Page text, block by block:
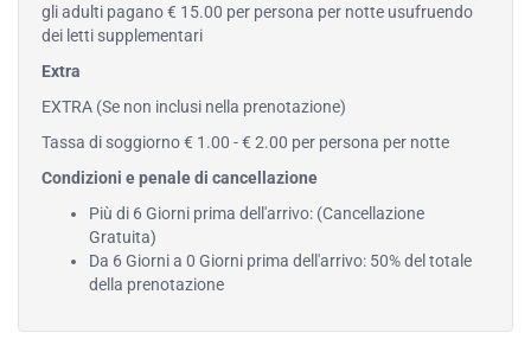
gli adulti pagano € 15.00 per persona per notte usufruendo
dei letti supplementari
Extra
EXTRA (Se non inclusi nella prenotazione)
Tassa di soggiorno € 1.00 - € 2.00 per persona per notte
Condizioni e penale di cancellazione
Più di 6 Giorni prima dell'arrivo: (Cancellazione
Gratuita)
Da 6 Giorni a 0 Giorni prima dell'arrivo: 50% del totale
della prenotazione